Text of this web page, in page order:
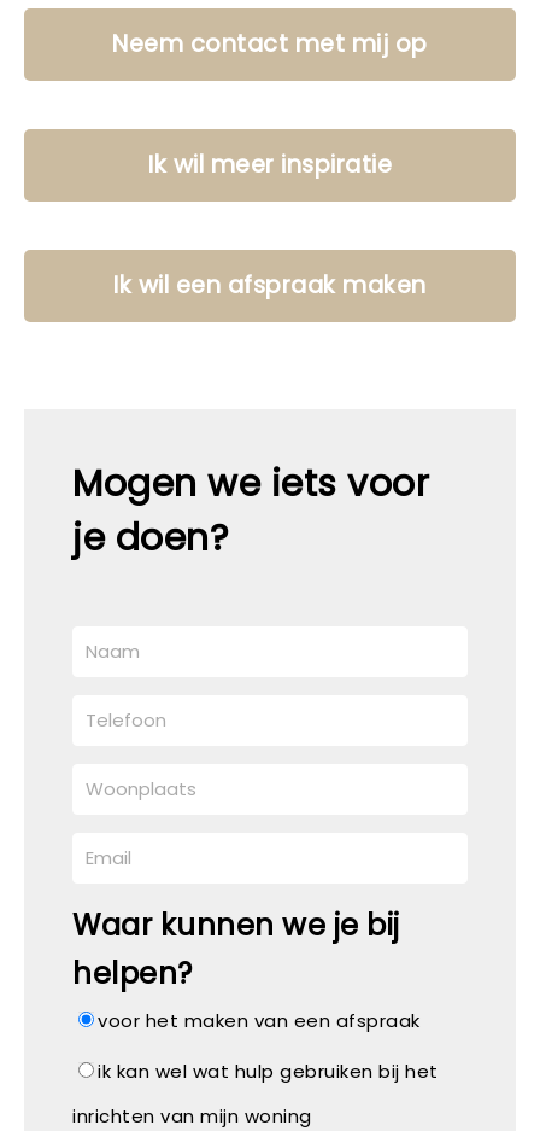
Neem contact met mij op
Ik wil meer inspiratie
Ik wil een afspraak maken
Mogen we iets voor
je doen?
Waar kunnen we je bij
helpen?
voor het maken van een afspraak
ik kan wel wat hulp gebruiken bij het
inrichten van mijn woning